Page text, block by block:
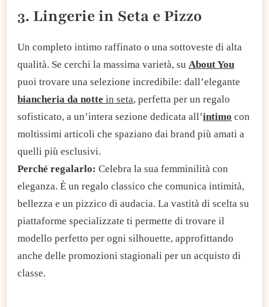
3. Lingerie in Seta e Pizzo
Un completo intimo raffinato o una sottoveste di alta
qualità. Se cerchi la massima varietà, su About You
puoi trovare una selezione incredibile: dall’elegante
biancheria da notte in seta, perfetta per un regalo
sofisticato, a un’intera sezione dedicata all’intimo con
moltissimi articoli che spaziano dai brand più amati a
quelli più esclusivi.
Perché regalarlo: Celebra la sua femminilità con
eleganza. È un regalo classico che comunica intimità,
bellezza e un pizzico di audacia. La vastità di scelta su
piattaforme specializzate ti permette di trovare il
modello perfetto per ogni silhouette, approfittando
anche delle promozioni stagionali per un acquisto di
classe.